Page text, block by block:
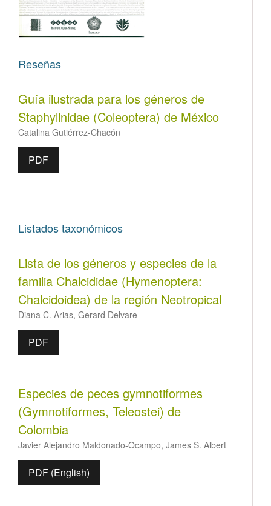
Reseñas
Guía ilustrada para los géneros de
Staphylinidae (Coleoptera) de México
Catalina Gutiérrez-Chacón
PDF
Listados taxonómicos
Lista de los géneros y especies de la
familia Chalcididae (Hymenoptera:
Chalcidoidea) de la región Neotropical
Diana C. Arias, Gerard Delvare
PDF
Especies de peces gymnotiformes
(Gymnotiformes, Teleostei) de
Colombia
Javier Alejandro Maldonado-Ocampo, James S. Albert
PDF (English)